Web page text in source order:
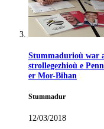
Stummadurioù war
strollegezhioù e
er Mor-Bihan
Stummadur
12/03/2018